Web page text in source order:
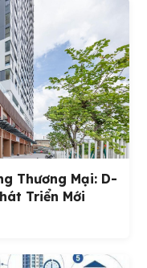
Thương Mại: D-
Triển Mới